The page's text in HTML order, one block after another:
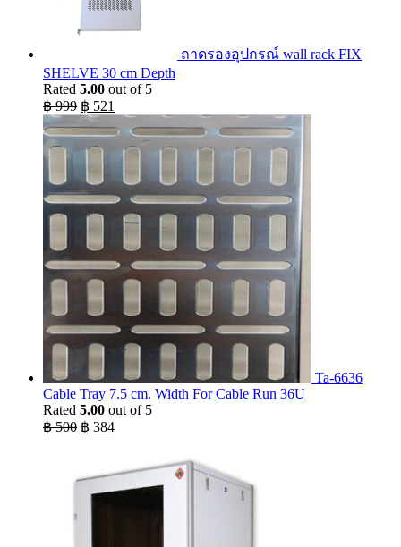
ถาดรองอุปกรณ์ wall rack FIX
SHELVE 30 cm Depth
Rated 5.00 out of 5
฿999 Original
price
was:
฿ 999.
฿ 521
price
is:
฿ 521.
Ta-6636
Cable Tray 7.5 cm. Width For Cable Run 36U
Rated 5.00 out of 5
฿500 Original
฿ 500.
฿ 384Current
฿ 384.